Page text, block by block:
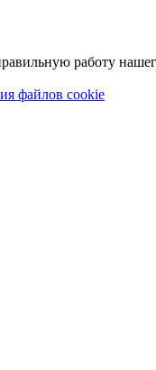
работу
файлов cookie